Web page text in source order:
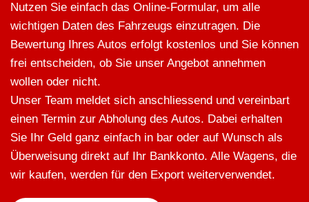
Nutzen Sie einfach das Online-Formular, um alle
wichtigen Daten des Fahrzeugs einzutragen. Die
Bewertung Ihres Autos erfolgt kostenlos und Sie können
frei entscheiden, ob Sie unser Angebot annehmen
wollen oder nicht.
Unser Team meldet sich anschliessend und vereinbart
einen Termin zur Abholung des Autos. Dabei erhalten
Sie Ihr Geld ganz einfach in bar oder auf Wunsch als
Überweisung direkt auf Ihr Bankkonto. Alle Wagens, die
wir kaufen, werden für den Export weiterverwendet.